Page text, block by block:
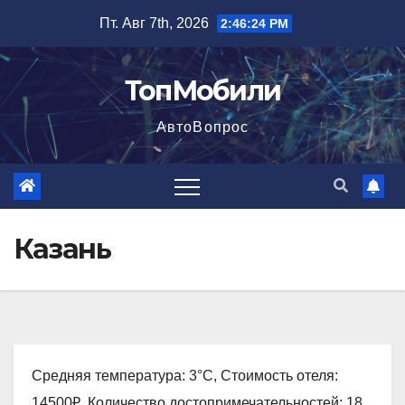
содержимому
Пт. Авг 7th, 2026 2:46:25 PM
ТопМобили
АвтоВопрос
Казань
Средняя температура: 3°C, Стоимость отеля: